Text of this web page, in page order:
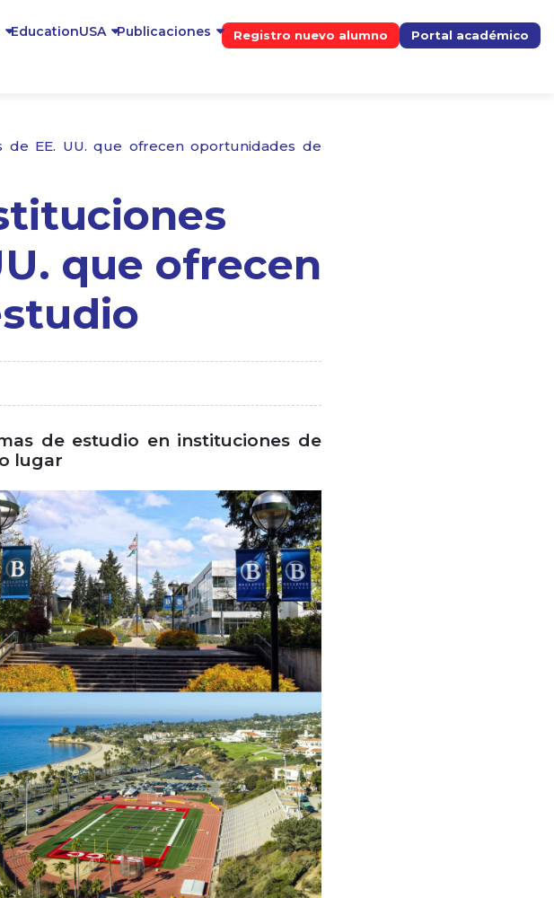
EducationUSA Publicaciones Registro nuevo alumno Portal académico
de EE. UU. que ofrecen oportunidades de
que ofrecen
de estudio en instituciones de
lugar